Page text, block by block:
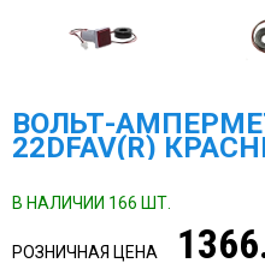
ВОЛЬТ-
22DFAV(R)
В НАЛИЧИИ 166 ШТ.
РОЗНИЧНАЯ ЦЕНА